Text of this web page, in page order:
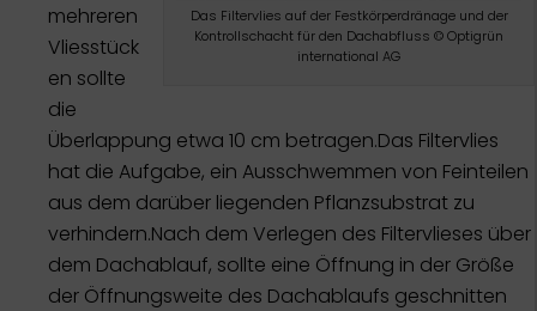
Das Filtervlies auf der Festkörperdränage und der
Kontrollschacht für den Dachabfluss © Optigrün
international AG
mehreren
Vliesstück
en sollte
die
Überlappung etwa 10 cm betragen.Das Filtervlies
hat die Aufgabe, ein Ausschwemmen von Feinteilen
aus dem darüber liegenden Pflanzsubstrat zu
verhindern.Nach dem Verlegen des Filtervlieses über
dem Dachablauf, sollte eine Öffnung in der Größe
der Öffnungsweite des Dachablaufs geschnitten